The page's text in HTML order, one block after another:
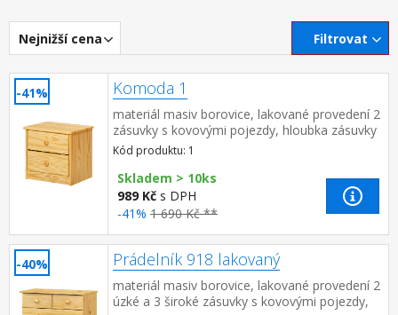
Nejnižší cena Filtrovat
-41% Komoda 1
materiál masiv borovice, lakované provedení 2
zásuvky s kovovými pojezdy, hloubka zásuvky
27,5 cm
Kód produktu: 1
Skladem > 10ks
989 Kč s DPH
-41% 1 690 Kč **
-40% Prádelník 918 lakovaný
materiál masiv borovice, lakované provedení 2
úzké a 3 široké zásuvky s kovovými pojezdy,